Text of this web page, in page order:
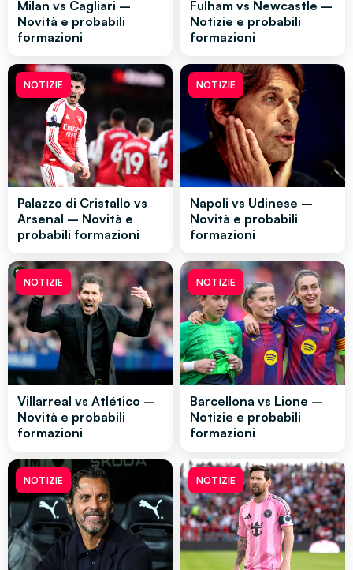
Milan vs Cagliari –
Novità e probabili
formazioni
Fulham vs Newcastle –
Notizie e probabili
formazioni
NOTIZIE
Palazzo di Cristallo vs
Arsenal – Novità e
probabili formazioni
NOTIZIE
Napoli vs Udinese –
Novità e probabili
formazioni
NOTIZIE
Villarreal vs Atlético –
Novità e probabili
formazioni
NOTIZIE
Barcellona vs Lione –
Notizie e probabili
formazioni
NOTIZIE NOTIZIE